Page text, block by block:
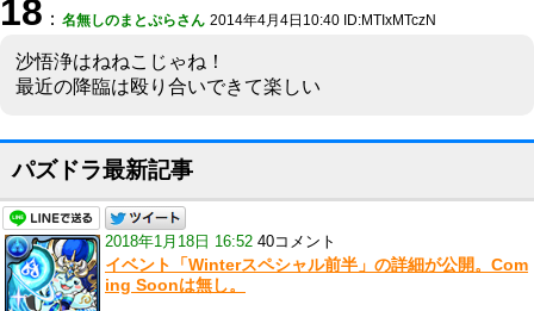
18 ： 名無しのまとぷらさん 2014年4月4日10:40 ID:MTIxMTczN
沙悟浄はねねこじゃね！
最近の降臨は殴り合いできて楽しい
パズドラ最新記事
2018年1月18日 16:52 40コメント
イベント「Winterスペシャル前半」の詳細が公開。Com
ing Soonは無し。